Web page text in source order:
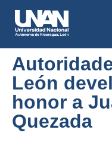
León
honor a
Quezada